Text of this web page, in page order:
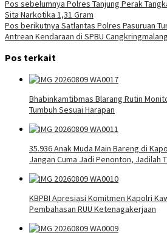
Navigasi
pos
Pos sebelumnya Polres Tanjung Perak
Sita Narkotika 1,31 Gram
Pos berikutnya Satlantas Polres Pasuruan
Antrean Kendaraan di SPBU
Pos terkait
Bhabinkamtibmas Blarang Rutin
Tumbuh Sesuai Harapan
35.936 Anak Muda Main Bareng di
Jangan Cuma Jadi Penonton, Jadilah
KBPBI Apresiasi Komitmen Kapolri
Pembahasan RUU Ketenagakerjaan